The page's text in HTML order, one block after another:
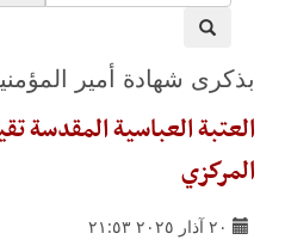
بذكرى شهادة أمير
العتبة العباسية المقدسة
المركزي
٢٠ آذار ٢٠٢٥ ٢١:٥٣